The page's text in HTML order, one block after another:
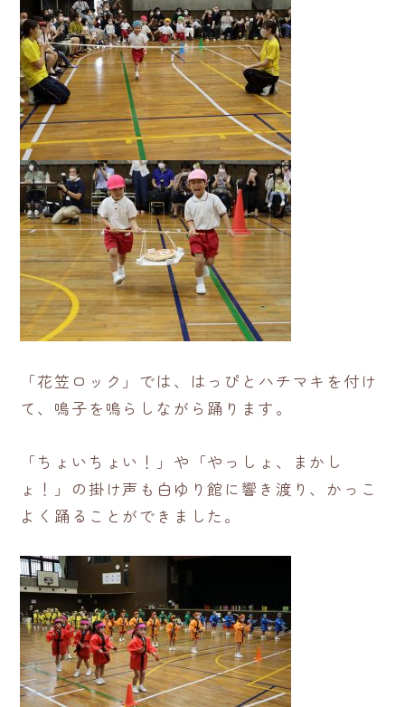
「花笠ロック」では、はっぴとハチマキを付け
て、鳴子を鳴らしながら踊ります。
「ちょいちょい！」や「やっしょ、まかし
ょ！」の掛け声も白ゆり館に響き渡り、かっこ
よく踊ることができました。